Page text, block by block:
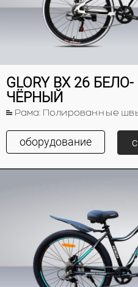
GLORY BX 26 БЕЛО-
ЧЁРНЫЙ
Рама: Полированные
оборудование